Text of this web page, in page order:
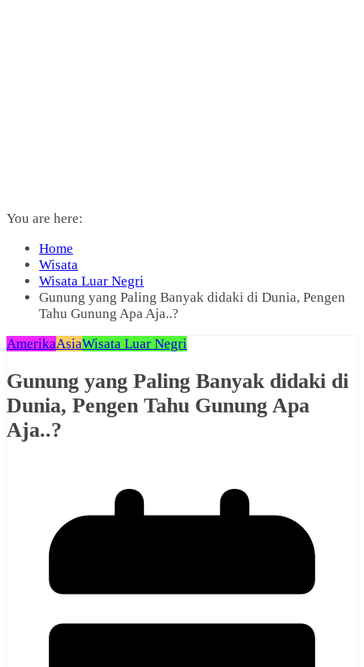
You are here:
Home
Wisata
Wisata Luar Negri
Gunung yang Paling Banyak didaki di Dunia, Pengen
Tahu Gunung Apa Aja..?
AmerikaAsiaWisata Luar Negri
Gunung yang Paling Banyak didaki di
Dunia, Pengen Tahu Gunung Apa
Aja..?